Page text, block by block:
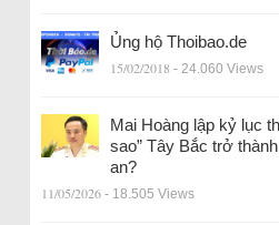
Ủng hộ Thoibao.de
15/02/2018 - 24.060 Views
Mai Hoàng lập kỷ lục
sao” Tây Bắc trở
an?
11/05/2026 - 18.505 Views